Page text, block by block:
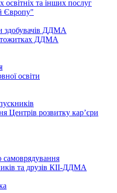
освітніх та інших послуг
Європу"
здобувачів ДДМА
ДДМА
освіти
Центрів розвитку кар’єри
самоврядування
та друзів КІІ-ДДМА